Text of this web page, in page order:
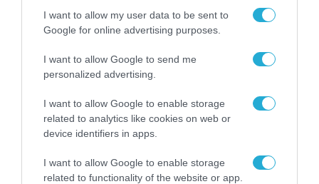
I want to allow my user data to be sent to
Google for online advertising purposes.
I want to allow Google to send me
personalized advertising.
I want to allow Google to enable storage
related to analytics like cookies on web or
device identifiers in apps.
I want to allow Google to enable storage
related to functionality of the website or app.
Η ανακοίνωση του Πανελλήνιου Σωματείου